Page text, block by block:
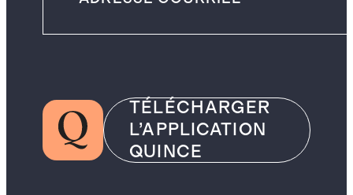
TÉLÉCHARGER
L’APPLICATION
QUINCE